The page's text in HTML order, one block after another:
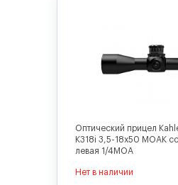
Оптический прицел
K318i 3,5-18x50 MOAK
левая 1/4MOA
Нет в наличии